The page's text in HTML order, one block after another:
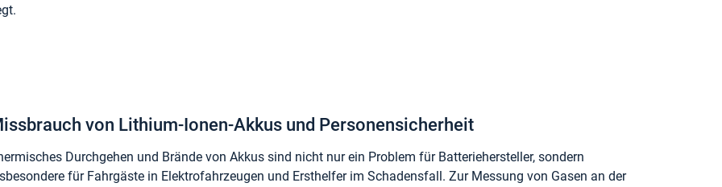
von Lithium-Ionen-Akkus und Personensicherheit
Durchgehen und Brände von Akkus sind nicht nur ein Problem für Batteriehersteller, sondern
für Fahrgäste in Elektrofahrzeugen und Ersthelfer im Schadensfall. Zur Messung von Gasen an der